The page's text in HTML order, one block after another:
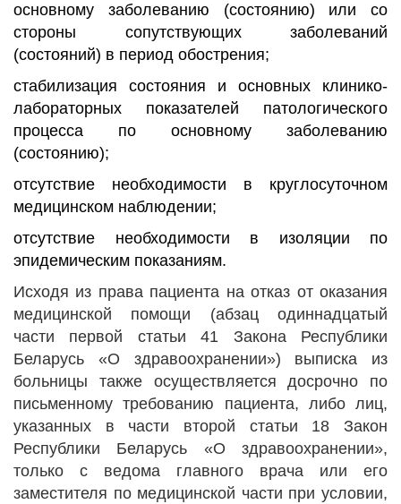
основному заболеванию (состоянию) или со
стороны сопутствующих заболеваний
(состояний) в период обострения;
стабилизация состояния и основных клинико-
лабораторных показателей патологического
процесса по основному заболеванию
(состоянию);
отсутствие необходимости в круглосуточном
медицинском наблюдении;
отсутствие необходимости в изоляции по
эпидемическим показаниям.
Исходя из права пациента на отказ от оказания
медицинской помощи (абзац одиннадцатый
части первой статьи 41 Закона Республики
Беларусь «О здравоохранении») выписка из
больницы также осуществляется досрочно по
письменному требованию пациента, либо лиц,
указанных в части второй статьи 18 Закон
Республики Беларусь «О здравоохранении»,
только с ведома главного врача или его
заместителя по медицинской части при условии,